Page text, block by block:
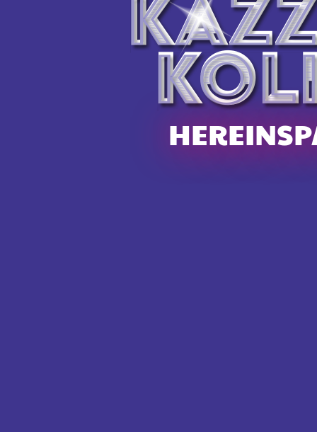
Alte Schmiede, Uettligen
Alte Schmiede, Uettligen